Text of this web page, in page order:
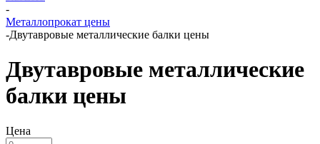
-
Металлопрокат цены
-Двутавровые металлические балки цены
Двутавровые металлические
балки цены
Цена